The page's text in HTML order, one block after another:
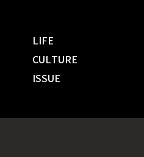
LIFE
CULTURE
ISSUE